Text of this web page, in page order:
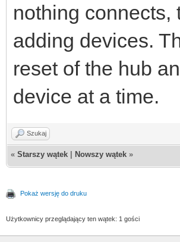
nothing connects,
adding devices.
reset of the hub
device at a time.
Szukaj
« Starszy wątek Nowszy wątek »
Pokaż wersję do druku
Użytkownicy przeglądający ten wątek: 1 gości